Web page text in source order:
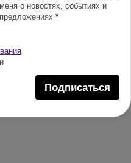
меня о новостях, событиях и
предложениях *
и
Подписаться